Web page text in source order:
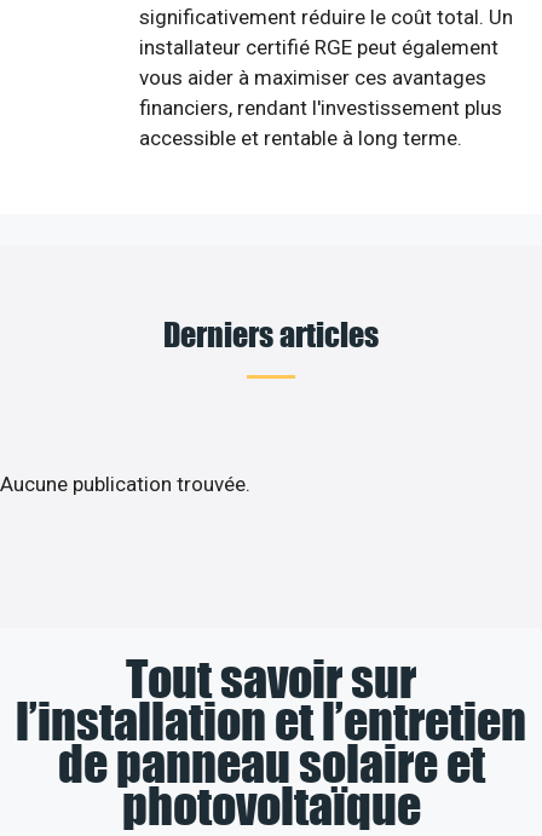
significativement réduire le coût total. Un
installateur certifié RGE peut également
vous aider à maximiser ces avantages
financiers, rendant l'investissement plus
accessible et rentable à long terme.
Derniers articles
Aucune publication trouvée.
Tout savoir sur
l’installation et l’entretien
de panneau solaire et
photovoltaïque